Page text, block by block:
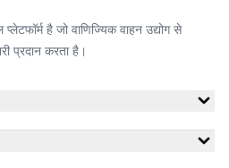
है जो वाणिज्यिक वाहन उद्योग से
प्रदान करता है।